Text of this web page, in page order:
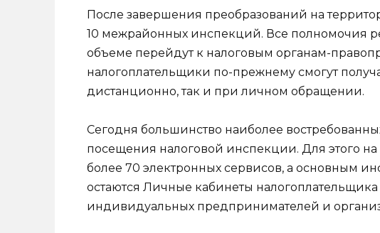
После завершения преобразований на
10 межрайонных инспекций. Все полномочия
объеме перейдут к налоговым органам-
налогоплательщики по-прежнему смогут
дистанционно, так и при личном обращении.
Сегодня большинство наиболее
посещения налоговой инспекции. Для этого
более 70 электронных сервисов, а основным
остаются Личные кабинеты
индивидуальных предпринимателей и